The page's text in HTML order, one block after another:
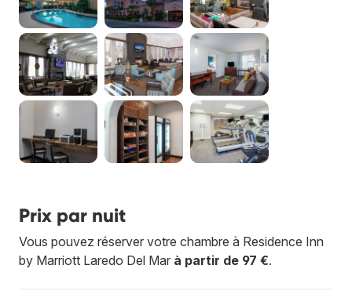
Prix par nuit
Vous pouvez réserver votre chambre à Residence Inn
by Marriott Laredo Del Mar à partir de 97 €.